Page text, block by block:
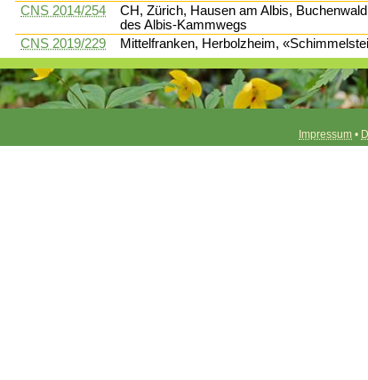
CNS 2014/254
CH, Zürich, Hausen am Albis,
des Albis-Kammwegs
CNS 2019/229
Mittelfranken, Herbolzheim,
Impressum •